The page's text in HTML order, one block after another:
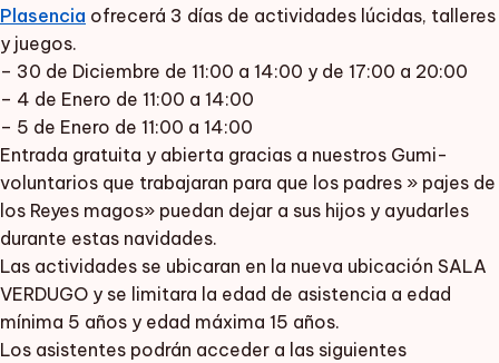
Plasencia ofrecerá 3 días de actividades lúcidas, talleres
y juegos.
– 30 de Diciembre de 11:00 a 14:00 y de 17:00 a 20:00
– 4 de Enero de 11:00 a 14:00
– 5 de Enero de 11:00 a 14:00
Entrada gratuita y abierta gracias a nuestros Gumi-
voluntarios que trabajaran para que los padres » pajes de
los Reyes magos» puedan dejar a sus hijos y ayudarles
durante estas navidades.
Las actividades se ubicaran en la nueva ubicación SALA
VERDUGO y se limitara la edad de asistencia a edad
mínima 5 años y edad máxima 15 años.
Los asistentes podrán acceder a las siguientes